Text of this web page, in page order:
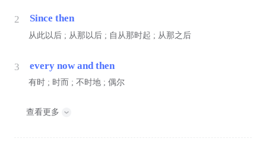
2 Since then
从此以后 ; 从那以后 ; 自从那时起 ; 从那之后
3 every now and then
有时 ; 时而 ; 不时地 ; 偶尔
查看更多